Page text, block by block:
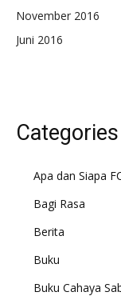
November 2016
Juni 2016
Categories
Apa dan Siapa
Bagi Rasa
Berita
Buku
Buku Cahaya